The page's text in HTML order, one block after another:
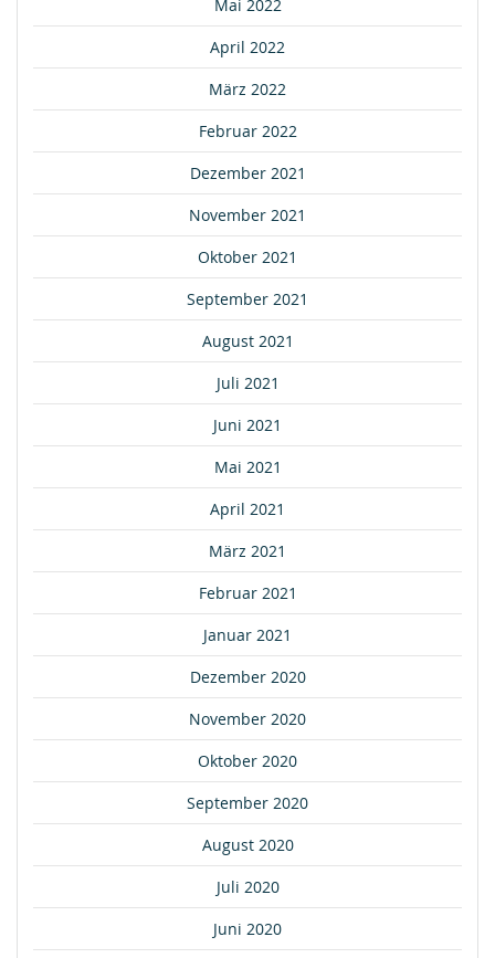
Mai 2022
April 2022
März 2022
Februar 2022
Dezember 2021
November 2021
Oktober 2021
September 2021
August 2021
Juli 2021
Juni 2021
Mai 2021
April 2021
März 2021
Februar 2021
Januar 2021
Dezember 2020
November 2020
Oktober 2020
September 2020
August 2020
Juli 2020
Juni 2020